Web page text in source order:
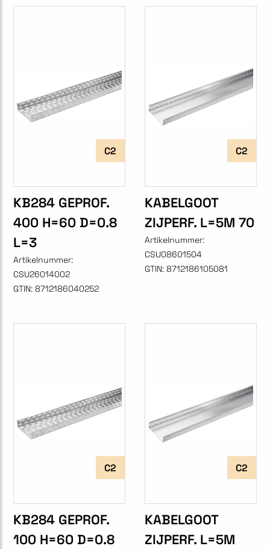
C2
KB284 GEPROF.
400 H=60 D=0.8
L=3
Artikelnummer:
CSU26014002
GTIN: 8712186040252
C2
KABELGOOT
ZIJPERF. L=5M 70
Artikelnummer:
CSU08601504
GTIN: 8712186105081
C2
KB284 GEPROF.
100 H=60 D=0.8
C2
KABELGOOT
ZIJPERF. L=5M